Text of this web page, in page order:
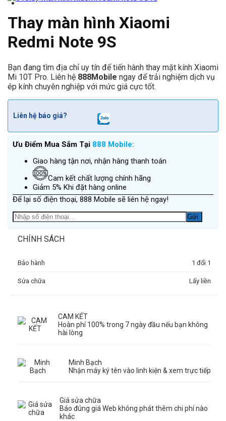
Thay màn hình Xiaomi
Redmi Note 9S
Bạn đang tìm địa chỉ uy tín để tiến hành thay mặt kính Xiaomi
Mi 10T Pro. Liên hệ 888Mobile ngay để trải nghiệm dịch vụ
ép kính chuyên nghiệp với mức giá cực tốt.
Liên hệ báo giá?
Ưu Điểm Mua Sắm Tại 888 Mobile:
Giao hàng tận nơi, nhận hàng thanh toán
Cam kết chất lượng chính hãng
Giảm 5% Khi đặt hàng online
Để lại số điện thoại, 888 Mobile sẽ liên hệ ngay!
CHÍNH SÁCH
Bảo hành 1 đổi 1
Sửa chữa Lấy liền
CAM KẾT
Hoàn phí 100% trong 7 ngày đầu nếu bạn không
hài lòng
Minh Bạch
Nhận máy ký tên vào linh kiện & xem trực tiếp
Giá sửa chữa
Báo đúng giá Web không phát thêm chi phí nào
khác